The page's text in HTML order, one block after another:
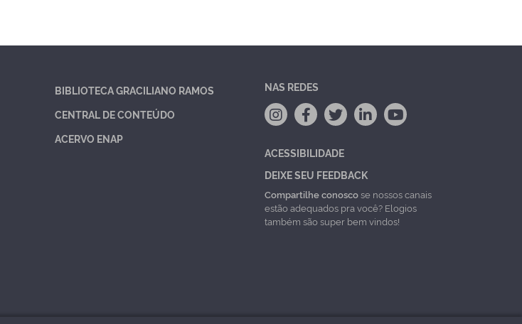
BIBLIOTECA GRACILIANO RAMOS
CENTRAL DE CONTEÚDO
ACERVO ENAP
NAS REDES
ACESSIBILIDADE
DEIXE SEU FEEDBACK
Compartilhe conoscose nossos canais
estão adequados pra você? Elogios
também são super bem vindos!